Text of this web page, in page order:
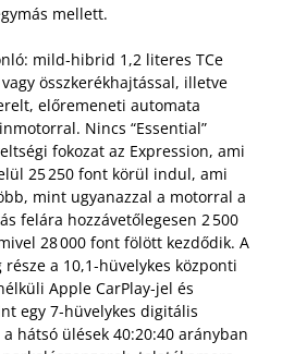
mellett.
mild‑hibrid 1,2 literes TCe
összkerékhajtással, illetve
előremeneti automata
Nincs “Essential”
fokozat az Expression, ami
25 250 font körül indul, ami
mint ugyanazzal a motorral a
felára hozzávetőlegesen 2 500
28 000 font fölött kezdődik. A
a 10,1‑hüvelykes központi
Apple CarPlay‑jel és
egy 7‑hüvelykes digitális
hátsó ülések 40:20:40 arányban